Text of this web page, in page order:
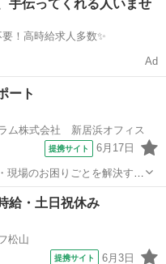
くのお客様へ「唯一無二の
手伝ってくれる人いませ
〜 / 登録不要！高時給求人多数✨
Ad
ート
ム株式会社 新居浜オフィス
提携サイト 6月17日
場のお困りごとを解決する
かったよ」と感謝されるや
、どちらのスキルも身につ
給・土日祝休み
松山
提携サイト 6月3日